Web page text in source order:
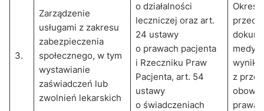
3.
Zarządzenie
usługami z zakresu
zabezpieczenia
społecznego, w tym
wystawianie
zaświadczeń lub
zwolnień lekarskich
o działalności
leczniczej oraz art.
24 ustawy
o prawach pacjenta
i Rzeczniku Praw
Pacjenta, art. 54
ustawy
o świadczeniach
Okres
z
prawa